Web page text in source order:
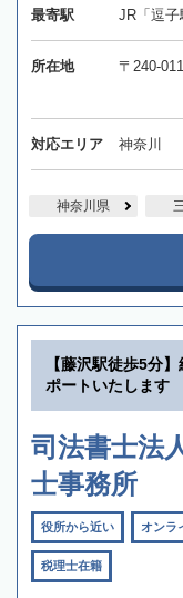
最寄駅 JR「逗子
所在地 〒240-
対応エリア 神奈川
神奈川県
【藤沢駅徒歩5分
ポートいたします
司法書士法
士事務所
役所から近い オンラ
税理士在籍